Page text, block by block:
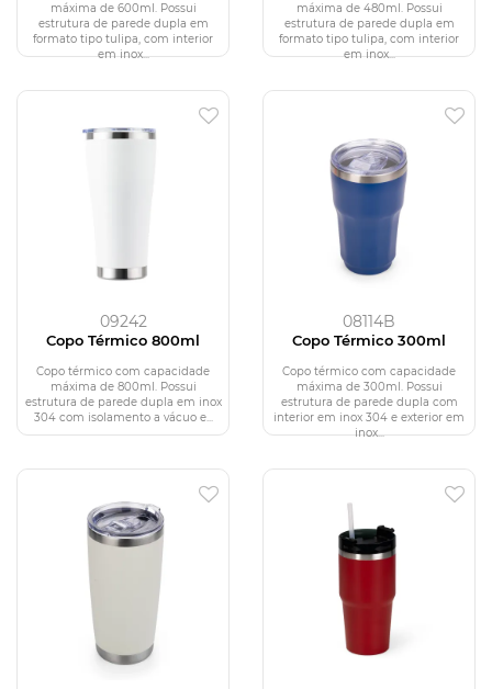
máxima de 600ml. Possui
estrutura de parede dupla em
formato tipo tulipa, com interior
em inox...
máxima de 480ml. Possui
estrutura de parede dupla em
formato tipo tulipa, com interior
em inox...
09242
Copo Térmico 800ml
Copo térmico com capacidade
máxima de 800ml. Possui
estrutura de parede dupla em inox
304 com isolamento a vácuo e...
08114B
Copo Térmico 300ml
Copo térmico com capacidade
máxima de 300ml. Possui
estrutura de parede dupla com
interior em inox 304 e exterior em
inox...